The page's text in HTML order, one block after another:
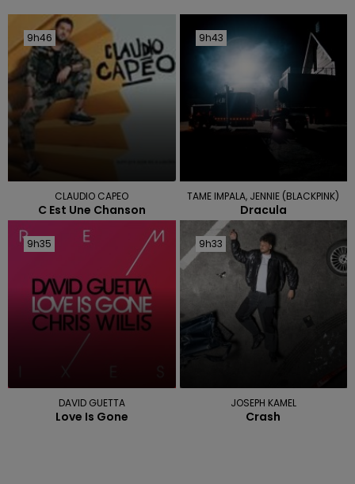
9h46
9h46
CLAUDIO CAPEO
C Est Une Chanson
9h43
9h43
TAME IMPALA, JENNIE (BLACKPINK)
Dracula
9h35
9h35
DAVID GUETTA
Love Is Gone
9h33
9h33
JOSEPH KAMEL
Crash